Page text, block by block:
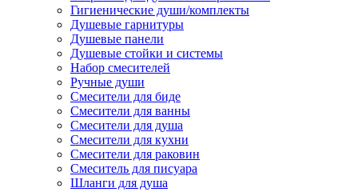
Гигиенические души/комплекты
Душевые гарнитуры
Душевые панели
Душевые стойки и системы
Набор смесителей
Ручные души
Смесители для биде
Смесители для ванны
Смесители для душа
Смесители для кухни
Смесители для раковин
Смеситель для писуара
Шланги для душа